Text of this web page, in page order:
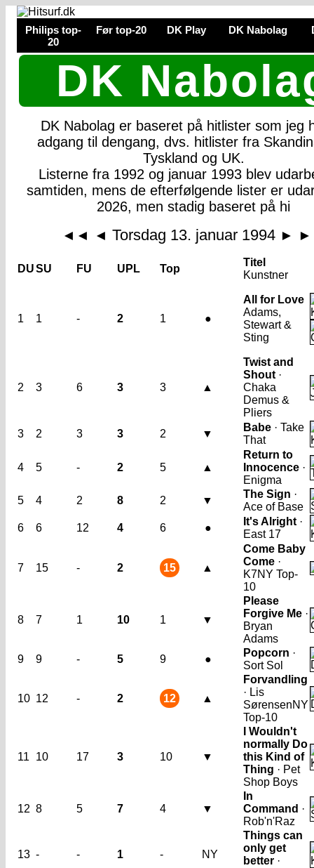
Philips top-
20
Før top-20 DK Play DK Nabolag
DK
DK Nabolag er baseret på hitlister som jeg
adgang til dengang, dvs. hitlister fra
Tyskland og UK.
Listerne fra 1992 og januar 1993 blev
samtiden, mens de efterfølgende lister er
2026, men stadig baseret på hi
◄◄
◄ Torsdag 13. januar 1994 ►
DUSU FU UPL Top
Titel
Kunstner
1 1 - 2 1 ●
All for Love
Adams,
Stewart &
Sting
2 3 6 3 3 ▲
Twist and
Shout ·
Chaka
Demus &
Pliers
3
2 3 3 2 ▼
Babe · Take
That
4 5 - 2 5 ▲
Return to
Innocence ·
Enigma
5
4 2 8 2 ▼
The Sign ·
Ace of Base
6
6 12 4 6 ●
It's Alright ·
East 17
7 15 - 2 15 ▲
Come Baby
Come ·
K7NY Top-
10
8 7 1 10 1 ▼
Please
Forgive Me ·
Bryan
Adams
9
9 - 5 9 ●
Popcorn ·
Sort Sol
10 12 - 2 12 ▲
Forvandling
· Lis
SørensenNY
Top-10
11 10 17 3 10 ▼
I Wouldn't
normally Do
this Kind of
Thing · Pet
Shop Boys
12 8 5 7 4 ▼
In
Command ·
Rob'n'Raz
13 - - 1 - NY
Things can
only get
better ·